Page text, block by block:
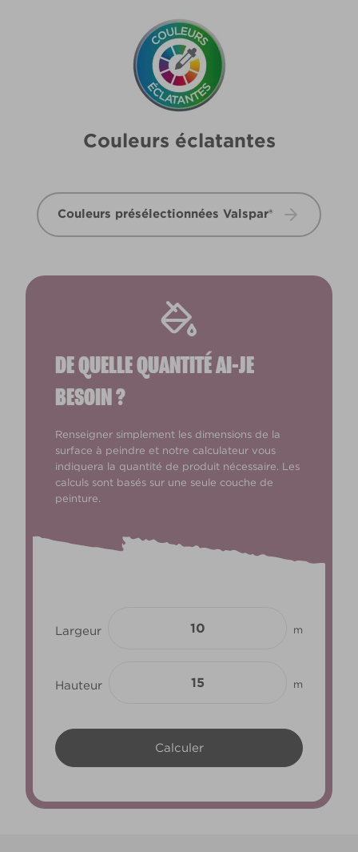
Couleurs éclatantes
Couleurs présélectionnées Valspar®
DE QUELLE QUANTITÉ AI-JE
BESOIN ?
Renseigner simplement les dimensions de la
surface à peindre et notre calculateur vous
indiquera la quantité de produit nécessaire. Les
calculs sont basés sur une seule couche de
peinture.
Largeur m
Hauteur m